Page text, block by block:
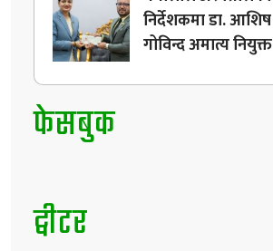
निर्देशकमा डा. आशिष
गोविन्द अमात्य नियुक्त
फेसबुक
ट्वीटर